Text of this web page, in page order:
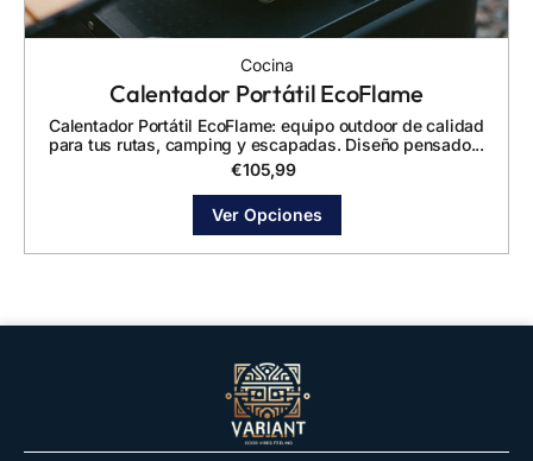
Cocina
Calentador Portátil EcoFlame
Calentador Portátil EcoFlame: equipo outdoor de calidad
para tus rutas, camping y escapadas. Diseño pensado...
€105,99
Ver Opciones